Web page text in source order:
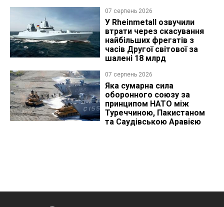
07 серпень 2026
У Rheinmetall озвучили
втрати через скасування
найбільших фрегатів з
часів Другої світової за
шалені 18 млрд
07 серпень 2026
Яка сумарна сила
оборонного союзу за
принципом НАТО між
Туреччиною, Пакистаном
та Саудівською Аравією